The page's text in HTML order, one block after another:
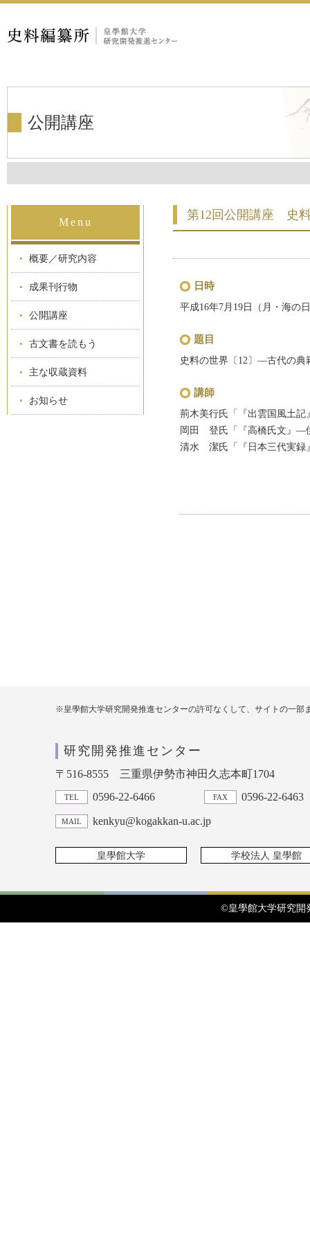
公開講座
Menu
概要／研究内容
成果刊行物
公開講座
古文書を読もう
主な収蔵資料
お知らせ
第12回公開講座 史
日時
平成16年7月19日（月・海の
題目
史料の世界〔12〕―古代の
講師
荊木美行氏「『出雲国風土
岡田 登氏「『高橋氏文』―
清水 潔氏「『日本三代実
※皇學館大学研究開発推進センターの許可なくして、サイトの一
研究開発推進センター
〒516-8555 三重県伊勢市神田久志本町1704
TEL 0596-22-6466 FAX 0596-22-6463
MAIL kenkyu@kogakkan-u.ac.jp
皇學館大学 学校法人 皇學館
©皇學館大学研究開